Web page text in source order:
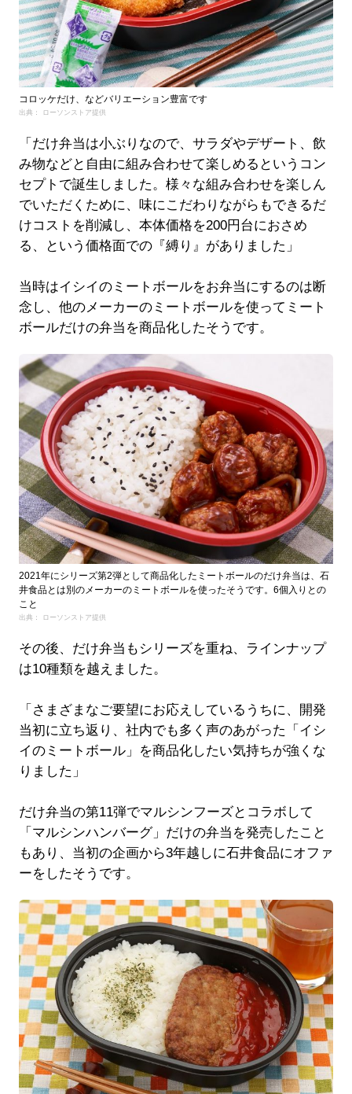
コロッケだけ、などバリエーション豊富です
出典： ローソンストア提供
「だけ弁当は小ぶりなので、サラダやデザート、飲
み物などと自由に組み合わせて楽しめるというコン
セプトで誕生しました。様々な組み合わせを楽しん
でいただくために、味にこだわりながらもできるだ
けコストを削減し、本体価格を200円台におさめ
る、という価格面での『縛り』がありました」
当時はイシイのミートボールをお弁当にするのは断
念し、他のメーカーのミートボールを使ってミート
ボールだけの弁当を商品化したそうです。
2021年にシリーズ第2弾として商品化したミートボールのだけ弁当は、石
井食品とは別のメーカーのミートボールを使ったそうです。6個入りとの
こと
出典： ローソンストア提供
その後、だけ弁当もシリーズを重ね、ラインナップ
は10種類を越えました。
「さまざまなご要望にお応えしているうちに、開発
当初に立ち返り、社内でも多く声のあがった「イシ
イのミートボール」を商品化したい気持ちが強くな
りました」
だけ弁当の第11弾でマルシンフーズとコラボして
「マルシンハンバーグ」だけの弁当を発売したこと
もあり、当初の企画から3年越しに石井食品にオファ
ーをしたそうです。